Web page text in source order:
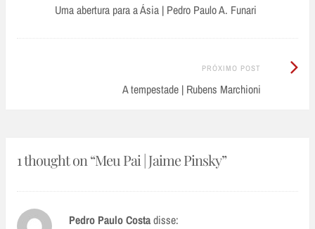
navigation
Anterior:
Uma abertura para a Ásia | Pedro Paulo A. Funari
PRÓXIMO POST
A tempestade | Rubens Marchioni
Próximo
1 thought on “Meu Pai | Jaime Pinsky”
Pedro Paulo Costadisse: